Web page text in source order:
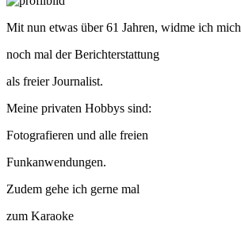
Mit nun etwas über 61 Jahren, widme ich mich
noch mal der Berichterstattung
als freier Journalist.
Meine privaten Hobbys sind:
Fotografieren und alle freien
Funkanwendungen.
Zudem gehe ich gerne mal
zum Karaoke